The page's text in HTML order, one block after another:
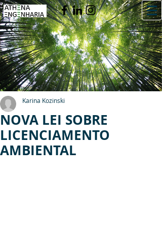
NOVA LEI SOBRE
LICENCIAMENTO
AMBIENTAL
Karina Kozinski